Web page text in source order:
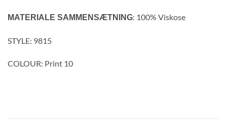
MATERIALE SAMMENSÆTNING: 100% Viskose
STYLE: 9815
COLOUR: Print 10